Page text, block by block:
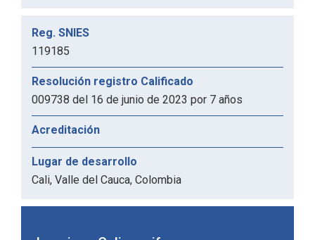
Reg. SNIES
119185
Resolución registro Calificado
009738 del 16 de junio de 2023 por 7 años
Acreditación
Lugar de desarrollo
Cali, Valle del Cauca, Colombia